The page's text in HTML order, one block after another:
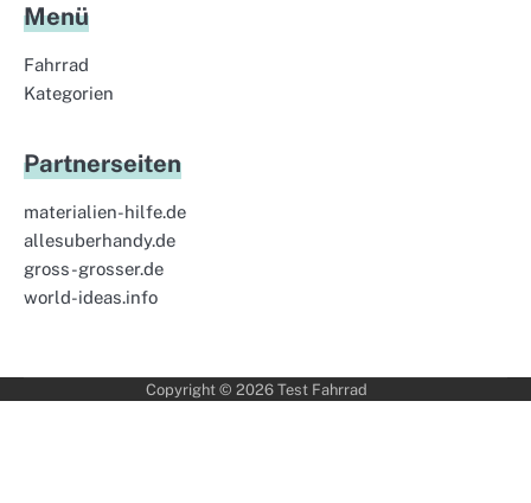
Menü
Fahrrad
Kategorien
Partnerseiten
materialien-hilfe.de
allesuberhandy.de
gross-grosser.de
world-ideas.info
Copyright © 2026 Test Fahrrad